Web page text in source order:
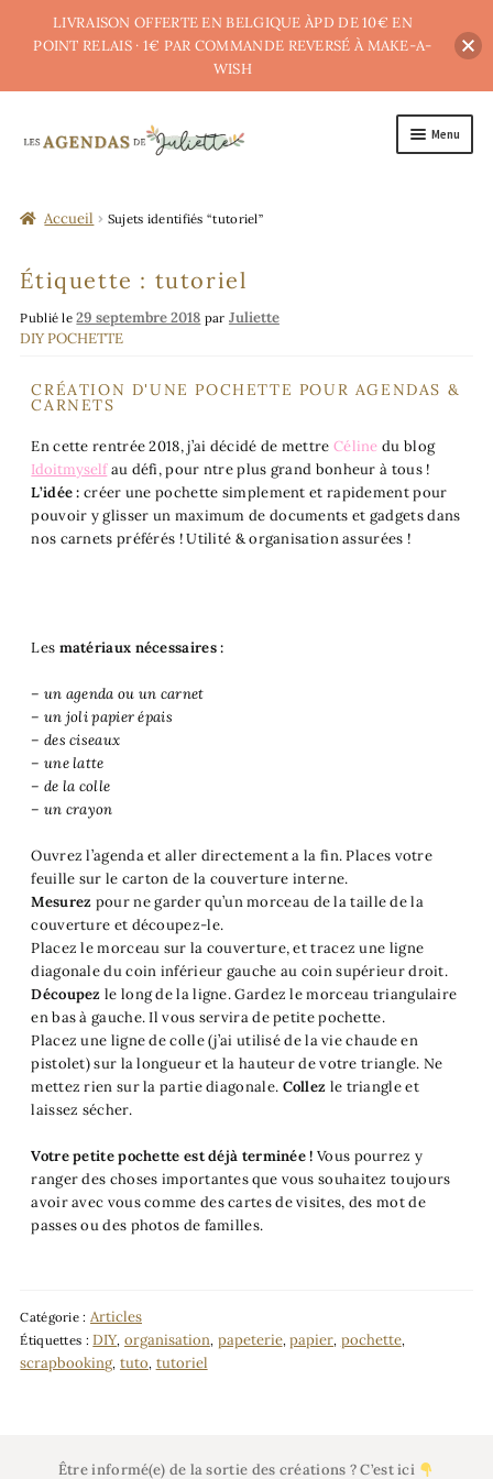
Menu
POINTS DE (RE)VENTE
BLOG
Accueil Sujets identifiés “tutoriel”
Étiquette : tutoriel
Publié le29 septembre 2018 par Juliette
DIY POCHETTE
CRÉATION D'UNE POCHETTE POUR AGENDAS &
CARNETS
En cette rentrée 2018, j’ai décidé de mettre Céline du blog
Idoitmyselfau défi, pour ntre plus grand bonheur à tous !
L’idée : créer une pochette simplement et rapidement pour
pouvoir y glisser un maximum de documents et gadgets dans
nos carnets préférés ! Utilité & organisation assurées !
Les matériaux nécessaires :
– un agenda ou un carnet
– un joli papier épais
– des ciseaux
– une latte
– de la colle
– un crayon
Ouvrez l’agenda et aller directement a la fin. Places votre
feuille sur le carton de la couverture interne.
Mesurez pour ne garder qu’un morceau de la taille de la
couverture et découpez-le.
Placez le morceau sur la couverture, et tracez une ligne
diagonale du coin inférieur gauche au coin supérieur droit.
Découpez le long de la ligne. Gardez le morceau triangulaire
en bas à gauche. Il vous servira de petite pochette.
Placez une ligne de colle (j’ai utilisé de la vie chaude en
pistolet) sur la longueur et la hauteur de votre triangle. Ne
mettez rien sur la partie diagonale. Collez le triangle et
laissez sécher.
Votre petite pochette est déjà terminée ! Vous pourrez y
ranger des choses importantes que vous souhaitez toujours
avoir avec vous comme des cartes de visites, des mot de
passes ou des photos de familles.
Catégorie : Articles
Étiquettes :DIY, organisation, papeterie,papier, pochette,
scrapbooking, tuto, tutoriel
Être informé(e) de la sortie des créations ? C’est ici
LIVRAISON OFFERTE EN BELGIQUE ÀPD DE 10€ EN
POINT RELAIS · 1€ PAR COMMANDE REVERSÉ À MAKE-A-
WISH